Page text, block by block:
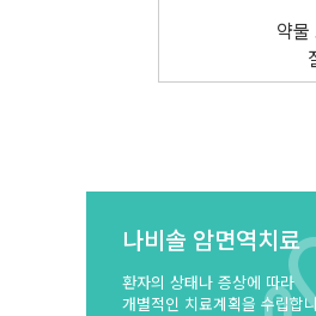
약
나비솔 암면역치료
환자의 상태나 증상에 따라
개별적인 치료계획을 수립합